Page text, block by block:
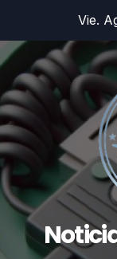
contenido
Vie.